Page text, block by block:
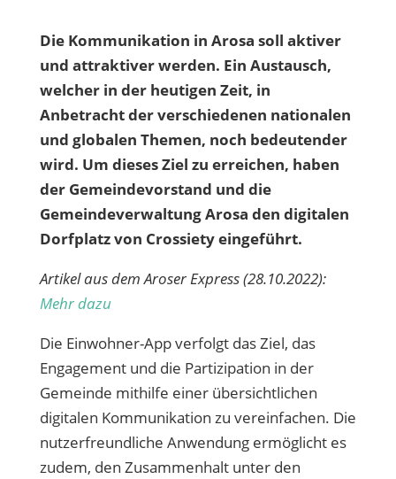
Die Kommunikation in Arosa soll aktiver
und attraktiver werden. Ein Austausch,
wel­cher in der heutigen Zeit, in
Anbetracht der verschiedenen nationalen
und globalen The­men, noch bedeutender
wird. Um dieses Ziel zu erreichen, haben
der Gemeindevorstand und die
Gemeindeverwaltung Arosa den di­gitalen
Dorfplatz von Crossiety eingeführt.
Artikel aus dem Aroser Express (28.10.2022):
Mehr dazu
Die Einwohner-App verfolgt das Ziel, das
Engagement und die Partizipation in der
Gemeinde mithilfe einer übersichtlichen
digitalen Kommunikation zu vereinfachen. Die
nutzerfreundliche Anwendung ermög­licht es
zudem, den Zusammenhalt unter den